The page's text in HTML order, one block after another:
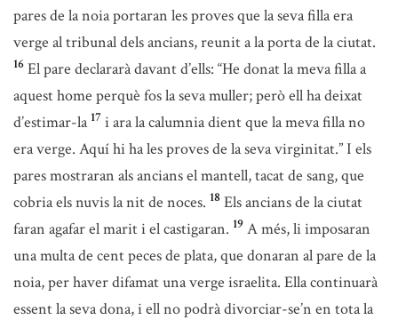
pares de la noia portaran les proves que la seva filla era
verge al tribunal dels ancians, reunit a la porta de la ciutat.
16 El pare declararà davant d’ells: “He donat la meva filla a
aquest home perquè fos la seva muller; però ell ha deixat
d’estimar-la 17 i ara la calumnia dient que la meva filla no
era verge. Aquí hi ha les proves de la seva virginitat.” I els
pares mostraran als ancians el mantell, tacat de sang, que
cobria els nuvis la nit de noces. 18 Els ancians de la ciutat
faran agafar el marit i el castigaran. 19 A més, li imposaran
una multa de cent peces de plata, que donaran al pare de la
noia, per haver difamat una verge israelita. Ella continuarà
essent la seva dona, i ell no podrà divorciar-se’n en tota la